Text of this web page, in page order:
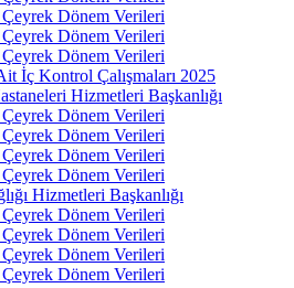
Çeyrek Dönem Verileri
Dönem Verileri
Dönem Verileri
İç Kontrol Çalışmaları 2025
Hizmetleri Başkanlığı
Çeyrek Dönem Verileri
Çeyrek Dönem Verileri
Dönem Verileri
Dönem Verileri
Hizmetleri Başkanlığı
Çeyrek Dönem Verileri
Çeyrek Dönem Verileri
Dönem Verileri
Dönem Verileri